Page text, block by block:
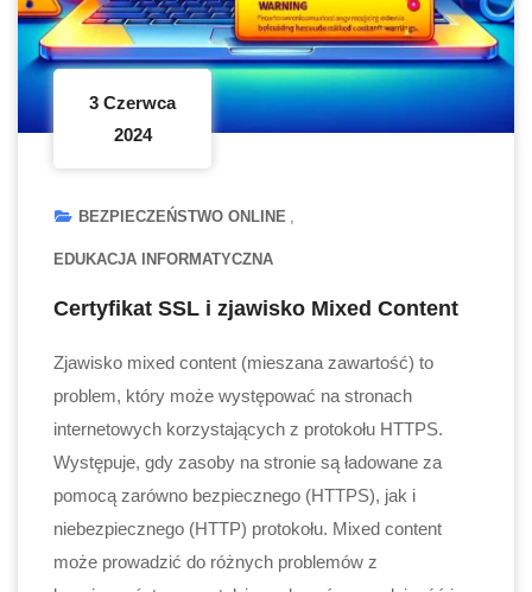
3 Czerwca
2024
BEZPIECZEŃSTWO ONLINE
EDUKACJA INFORMATYCZNA
Certyfikat SSL i zjawisko Mixed Content
Zjawisko mixed content (mieszana zawartość) to
problem, który może występować na stronach
internetowych korzystających z protokołu HTTPS.
Występuje, gdy zasoby na stronie są ładowane za
pomocą zarówno bezpiecznego (HTTPS), jak i
niebezpiecznego (HTTP) protokołu. Mixed content
może prowadzić do różnych problemów z